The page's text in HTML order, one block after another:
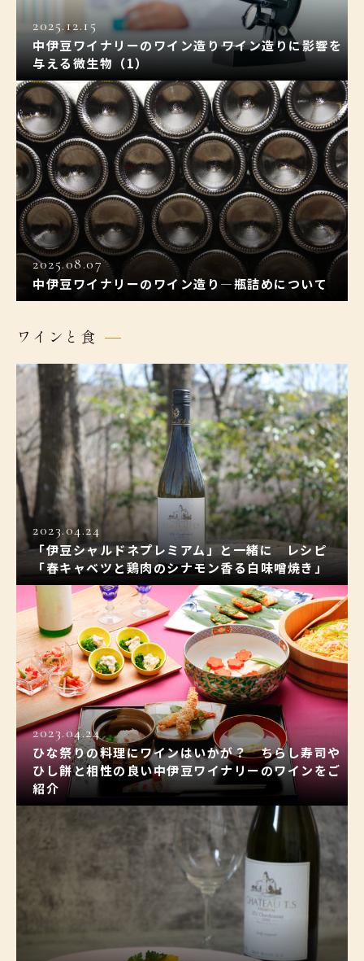
2025.12.15
中伊豆ワイナリーのワイン造り――ワイン造りに影響を
与える微生物（1）
2025.08.07
中伊豆ワイナリーのワイン造り―瓶詰めについて
ワインと食
2023.04.24
「伊豆シャルドネプレミアム」と一緒に レシピ
「春キャベツと鶏肉のシナモン香る白味噌焼き」
2023.04.24
ひな祭りの料理にワインはいかが？ ちらし寿司や
ひし餅と相性の良い中伊豆ワイナリーのワインをご
紹介